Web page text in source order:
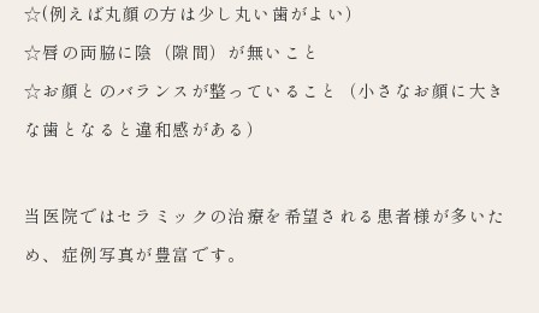
☆(例えば丸顔の方は少し丸い歯がよい）
☆唇の両脇に陰（隙間）が無いこと
☆お顔とのバランスが整っていること（小さなお顔に大き
な歯となると違和感がある）
当医院ではセラミックの治療を希望される患者様が多いた
め、症例写真が豊富です。